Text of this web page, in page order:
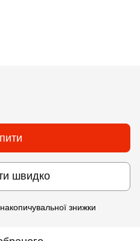
швидко
знижки